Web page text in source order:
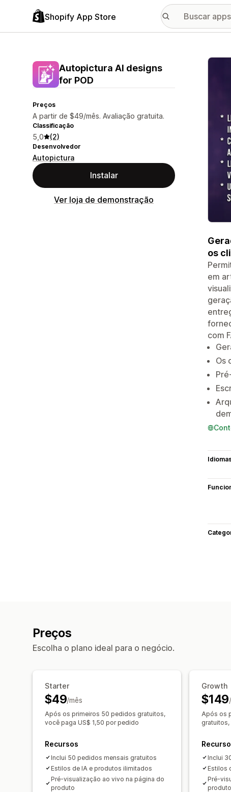
Shopify App Store
Autopictura AI designs
for POD
Preços
A partir de $49/mês. Avaliação gratuita.
Classificação
5,0 (2)
Desenvolvedor
Autopictura
Instalar
Ver loja de demonstração
os
em
com
Os
Preços
Escolha o plano ideal para o negócio.
Starter
$49/mês
Após os primeiros 50 pedidos gratuitos,
você paga US$ 1,50 por pedido
Recursos
Inclui 50 pedidos mensais gratuitos
Estilos de IA e produtos ilimitados
Pré-visualização ao vivo na página do
produto
Growth
$149
Após os
gratuitos,
Inclui
Estilos
Pré-
produto